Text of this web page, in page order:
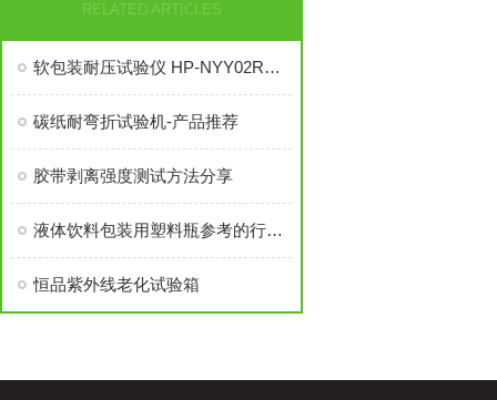
RELATED ARTICLES
软包装耐压试验仪 HP-NYY02RQ-产品推荐
碳纸耐弯折试验机-产品推荐
胶带剥离强度测试方法分享
液体饮料包装用塑料瓶参考的行业标准
恒品紫外线老化试验箱